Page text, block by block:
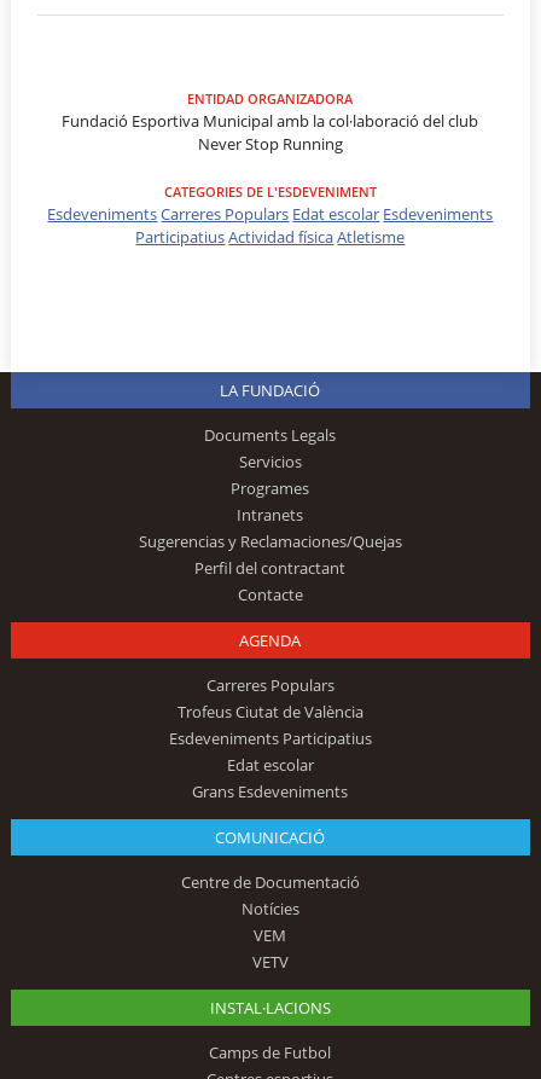
ENTIDAD ORGANIZADORA
Fundació Esportiva Municipal amb la col·laboració del club
Never Stop Running
CATEGORIES DE L'ESDEVENIMENT
EsdevenimentsCarreres Populars Edat escolar Esdeveniments
ParticipatiusActividad físicaAtletisme
LA FUNDACIÓ
Documents Legals
Servicios
Programes
Intranets
Sugerencias y Reclamaciones/Quejas
Perfil del contractant
Contacte
AGENDA
Carreres Populars
Trofeus Ciutat de València
Esdeveniments Participatius
Edat escolar
Grans Esdeveniments
COMUNICACIÓ
Centre de Documentació
Notícies
VEM
VETV
INSTAL·LACIONS
Camps de Futbol